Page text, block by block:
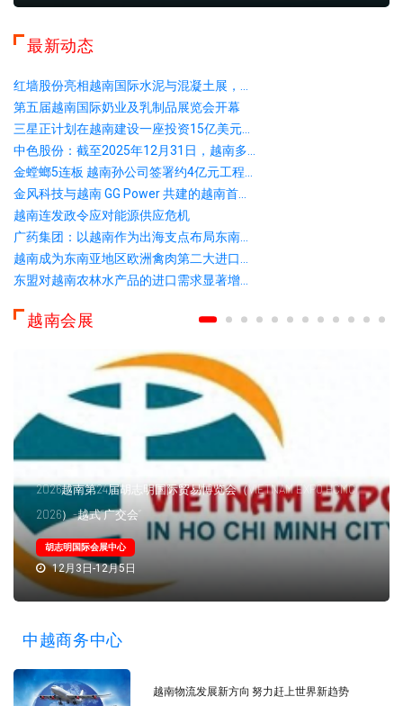
最新动态
红墙股份亮相越南国际水泥与混凝土展，...
第五届越南国际奶业及乳制品展览会开幕
三星正计划在越南建设一座投资15亿美元...
中色股份：截至2025年12月31日，越南多...
金螳螂5连板 越南孙公司签署约4亿元工程...
金风科技与越南 GG Power 共建的越南首...
越南连发政令应对能源供应危机
广药集团：以越南作为出海支点布局东南...
越南成为东南亚地区欧洲禽肉第二大进口...
东盟对越南农林水产品的进口需求显著增...
越南会展
2026越南第24届胡志明国际贸易博览会（VIETNAM EXPO HCMC
2026）-越式“广交会”
胡志明国际会展中心
12月3日-12月5日
中越商务中心
越南物流发展新方向 努力赶上世界新趋势